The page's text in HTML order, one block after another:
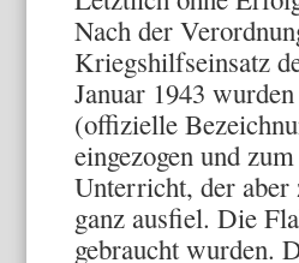
Nach der
Kriegshilfseinsatz
Januar 1943
(offizielle
eingezogen und
Unterricht, der aber
ganz ausfiel. Die
gebraucht wurden.